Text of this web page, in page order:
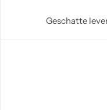
Geschatte